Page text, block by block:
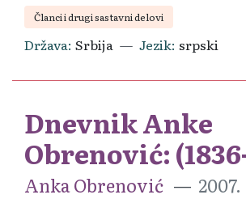
Članci i drugi sastavni delovi
Država Srbija Jezik srpski
Dnevnik Anke
Obrenović:
Anka Obrenović 2007.